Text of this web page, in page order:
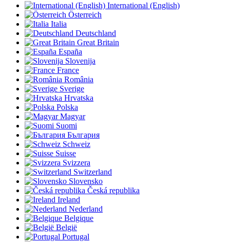
International (English)
Österreich
Italia
Deutschland
Great Britain
España
Slovenija
France
România
Sverige
Hrvatska
Polska
Magyar
Suomi
България
Schweiz
Suisse
Svizzera
Switzerland
Slovensko
Česká republika
Ireland
Nederland
Belgique
België
Portugal